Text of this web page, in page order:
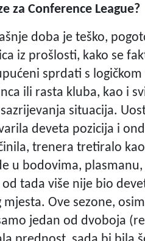
za Conference League?
doba je teško,
iz prošlosti, kako se
sprdati s
ili rasta kluba, kao i
situacija.
deveta pozicija i
trenera tretiralo
u bodovima,
od tada više nije bio
mjesta. Ove sezone,
jedan od dvoboja